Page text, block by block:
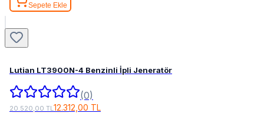
Sepete Ekle
Lutian LT3900N-4 Benzinli İpli Jeneratör
(0)
20.520,00 TL12.312,00 TL